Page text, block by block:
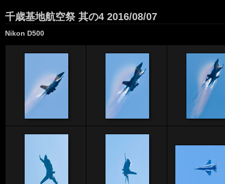
千歳基地航空祭 其の4 2016/08/07
Nikon D500